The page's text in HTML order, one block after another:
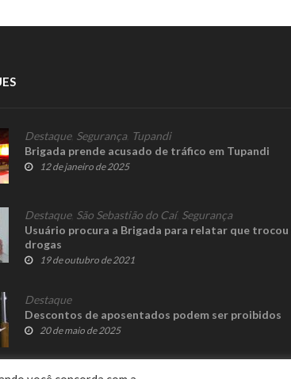
Destaque, Segurança, Tupandi
Brigada prende acusado de tráfico em Tupandi
12 de janeiro de 2025
Destaque, São Sebastião do Caí, Segurança
Usuário procura a Brigada para relatar que trocou
drogas
19 de outubro de 2021
Destaque
Descontos de aposentados podem ser proibidos
20 de maio de 2025